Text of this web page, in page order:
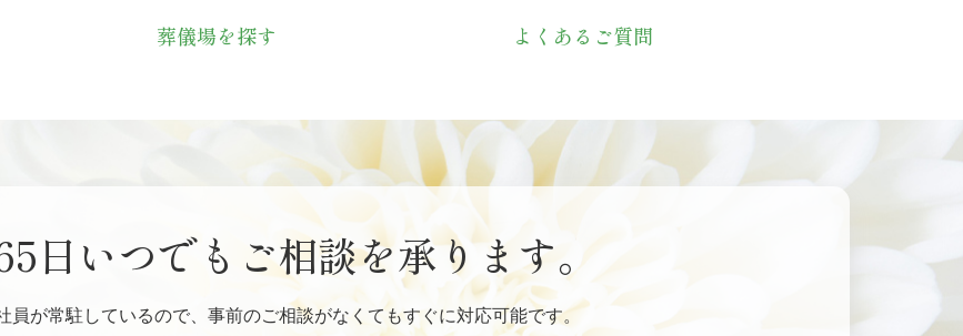
葬儀場を探す よくあるご質問
日いつでも ご相談を承ります。
員が常駐しているので、事前のご相談がなくてもすぐに対応可能です。